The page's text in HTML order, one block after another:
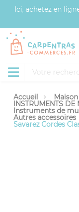
Ici, achetez en
Accueil
INSTRUMENTS DE
Instruments de
Autres accessoires
Savarez Cordes
Panneau de gestion